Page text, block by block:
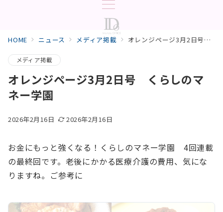
HOME ニュース メディア掲載 オレンジページ3月2日号 くらしのマネー学園
メディア掲載
オレンジページ3月2日号 くらしのマ
ネー学園
2026年2月16日 2026年2月16日
お金にもっと強くなる！くらしのマネー学園 4回連載
の最終回です。老後にかかる医療介護の費用、気にな
りますね。ご参考に